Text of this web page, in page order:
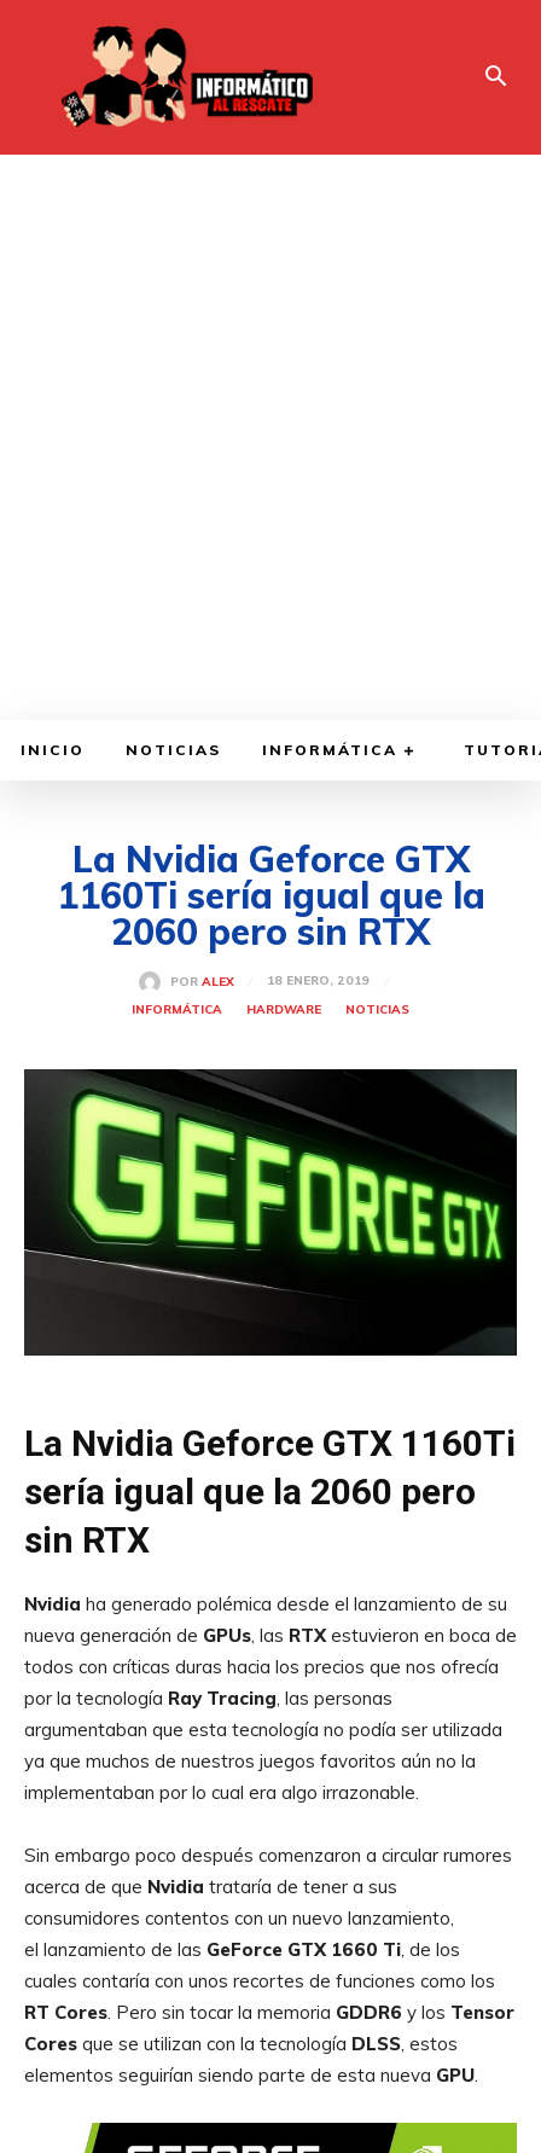
INICIO NOTICIAS INFORMÁTICA
La Nvidia Geforce GTX
1160Ti sería igual que la
2060 pero sin RTX
POR ALEX
18 ENERO, 2019
INFORMÁTICA
HARDWARE NOTICIAS
La Nvidia Geforce GTX 1160Ti
sería igual que la 2060 pero
sin RTX
Nvidia ha generado polémica desde el lanzamiento de su
nueva generación de GPUs , las RTXestuvieron en boca de
todos con críticas duras hacia los precios que nos ofrecía
por la tecnología Ray Tracing , las personas
argumentaban que esta tecnología no podía ser utilizada
ya que muchos de nuestros juegos favoritos aún no la
implementaban por lo cual era algo irrazonable.
Sin embargo poco después comenzaron a circular rumores
acerca de que Nvidia trataría de tener a sus
consumidores contentos con un nuevo lanzamiento,
el lanzamiento de las GeForce GTX 1660 Ti , de los
cuales contaría con unos recortes de funciones como los
RT Cores . Pero sin tocar la memoria GDDR6 y los Tensor
Cores que se utilizan con la tecnología DLSS , estos
elementos seguirían siendo parte de esta nueva GPU